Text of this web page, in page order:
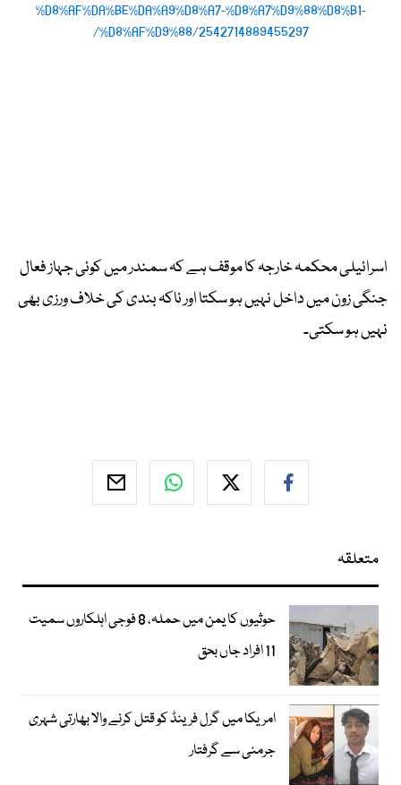
%D8%AF%DA%BE%DA%A9%D8%A7-%D8%A7%D9%88%D8%B1-
%D8%AF%D9%88/2542714889455297/
اسرائیلی محکمہ خارجہ کا موقف ہے کہ سمندر میں کوئی جہاز فعال
جنگی زون میں داخل نہیں ہو سکتا اور ناکہ بندی کی خلاف ورزی بھی
نہیں ہو سکتی۔
متعلقہ
حوثیوں کا یمن میں حملہ، 8 فوجی اہلکاروں سمیت
11 افراد جاں بحق
امریکا میں گرل فرینڈ کو قتل کرنے والا بھارتی شہری
جرمنی سے گرفتار